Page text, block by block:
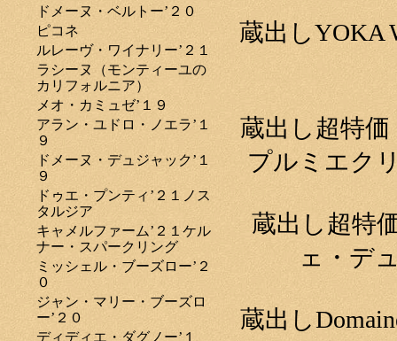
ドメーヌ・ベルトー’２０
ピコネ
ルレーヴ・ワイナリー’２１
ラシーヌ（モンティーユの
カリフォルニア）
メオ・カミュゼ’１９
アラン・ユドロ・ノエラ’１
９
ドメーヌ・デュジャック’１
９
ドゥエ・プンティ’２１ノス
タルジア
キャメルファーム’２１ケル
ナー・スパークリング
ミッシェル・ブーズロー’２
０
ジャン・マリー・ブーズロ
ー’２０
ディディエ・ダグノー’１
蔵出しYOKA
蔵出し超特
プルミエク
蔵出し超特
ェ・デ
蔵出し